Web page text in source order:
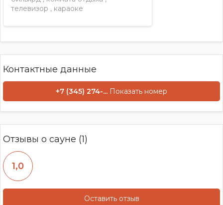
телевизор , караоке
Контактные данные
+7 (345) 274-... Показать номер
Отзывы о сауне (1)
1,0
Оставить отзыв